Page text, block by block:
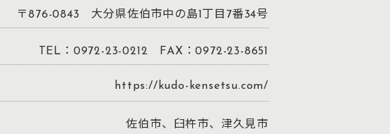
〒876-0843 大分県佐伯市中の島1丁目7番34号
TEL：0972-23-0212 FAX：0972-23-8651
https://kudo-kensetsu.com/
佐伯市、臼杵市、津久見市